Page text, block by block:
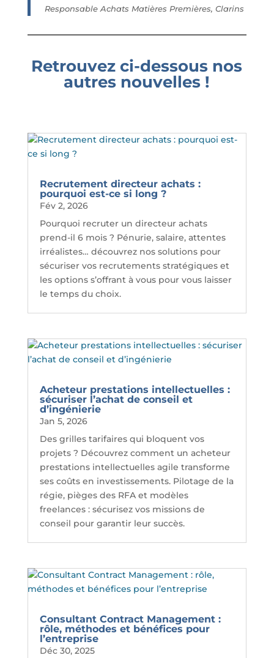
Responsable Achats Matières Premières, Clarins
Retrouvez ci-dessous nos
autres nouvelles !
Recrutement directeur achats :
pourquoi est-ce si long ?
Fév 2, 2026
Pourquoi recruter un directeur achats
prend-il 6 mois ? Pénurie, salaire, attentes
irréalistes… découvrez nos solutions pour
sécuriser vos recrutements stratégiques et
les options s’offrant à vous pour vous laisser
le temps du choix.
Acheteur prestations intellectuelles :
sécuriser l’achat de conseil et
d’ingénierie
Jan 5, 2026
Des grilles tarifaires qui bloquent vos
projets ? Découvrez comment un acheteur
prestations intellectuelles agile transforme
ses coûts en investissements. Pilotage de la
régie, pièges des RFA et modèles
freelances : sécurisez vos missions de
conseil pour garantir leur succès.
Consultant Contract Management :
rôle, méthodes et bénéfices pour
l’entreprise
Déc 30, 2025